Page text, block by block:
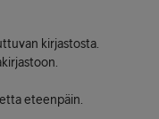
kirjastosta.
eteenpäin.